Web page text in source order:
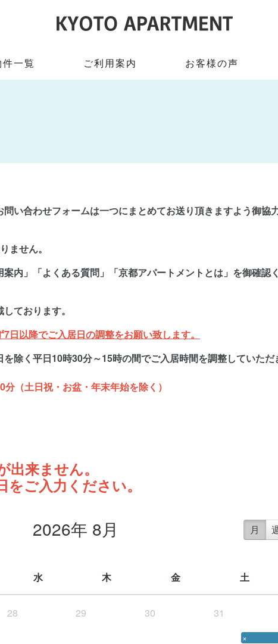
件一覧 ご利用案内 お客様の声
い合わせフォームは一つにまとめてお送り頂きますよう御協
ません。
内」「よくある質問」「京都アパートメントとは」を御確認
ております。
日以降でご入居日の調整をお願い致します。
除く平日10時30分～15時の間でご入居時間を調整していただ
分（土日祝・お盆・年末年始を除く）
来ません。
をご入力ください。
月
2026年 8月
水 木 金 土
28 29 30 31
×